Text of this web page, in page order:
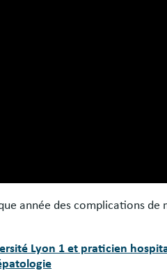
année des complications
Lyon 1 et praticien